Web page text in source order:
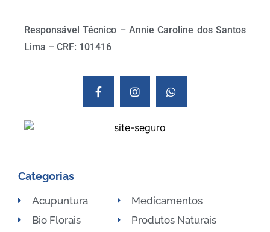
Responsável Técnico – Annie Caroline dos Santos
Lima – CRF: 101416
Categorias
Acupuntura
Bio Florais
Medicamentos
Produtos Naturais